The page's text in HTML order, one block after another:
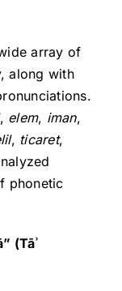
array of
along with
, elem, iman,
, ticaret,
phonetic
(Tāʾ